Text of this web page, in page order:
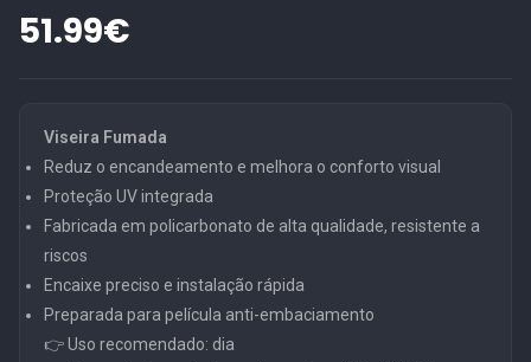
51.99€
Viseira Fumada
Reduz o encandeamento e melhora o conforto visual
Proteção UV integrada
Fabricada em policarbonato de alta qualidade, resistente a
riscos
Encaixe preciso e instalação rápida
Preparada para película anti-embaciamento
👉 Uso recomendado: dia